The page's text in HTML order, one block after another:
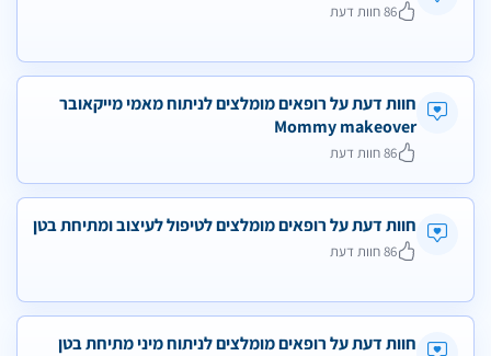
86 חוות דעת
חוות דעת על רופאים מומלצים לניתוח מאמי מייקאובר
Mommy makeover
86 חוות דעת
חוות דעת על רופאים מומלצים לטיפול לעיצוב ומתיחת בטן
86 חוות דעת
חוות דעת על רופאים מומלצים לניתוח מיני מתיחת בטן